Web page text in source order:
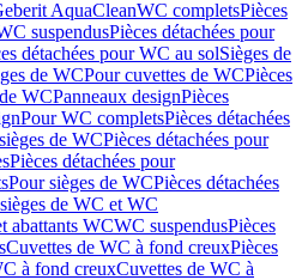
AquaCleanWC completsPièces
suspendusPièces détachées pour
détachées pour WC au solSièges de
de WCPour cuvettes de WCPièces
WCPanneaux designPièces
Pour WC completsPièces détachées
de WCPièces détachées pour
Pièces détachées pour
Pour sièges de WCPièces détachées
de WC et WC
abattants WCWC suspendusPièces
Cuvettes de WC à fond creuxPièces
à fond creuxCuvettes de WC à